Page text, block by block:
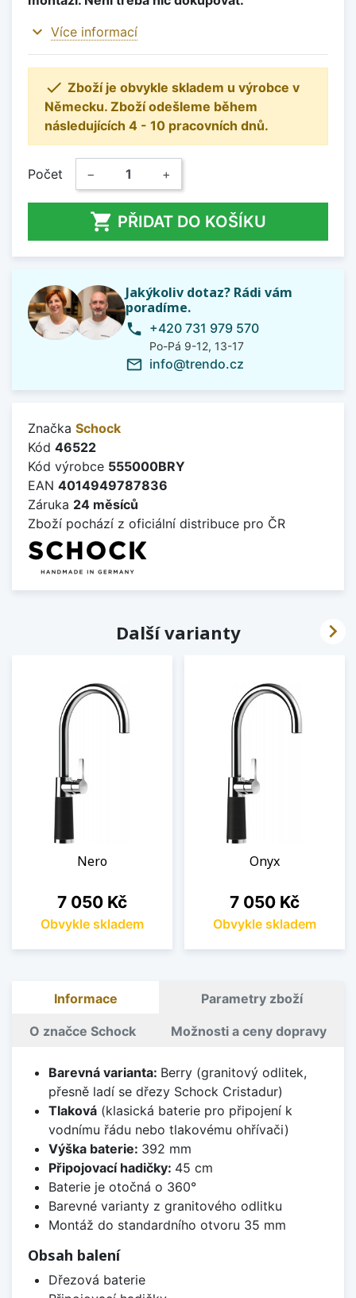
expand_more Více informací
 Zboží je obvykle skladem u výrobce v
Německu. Zboží odešleme během
následujících 4 - 10 pracovních dnů.
Počet − +
 PŘIDAT DO KOŠÍKU
Jakýkoliv dotaz? Rádi vám
poradíme.
phone +420 731 979 570
Po-Pá 9-12, 13-17
mail_outline info@trendo.cz
Značka Schock
Kód 46522
Kód výrobce 555000BRY
EAN 4014949787836
Záruka 24 měsíců
Zboží pochází z oficiální distribuce pro ČR
Další varianty
Nero
Cena
7 050 Kč
Obvykle skladem
Onyx
Cena
7 050 Kč
Obvykle skladem

Informace Parametry zboží
O značce Schock Možnosti a ceny dopravy
Barevná varianta: Berry (granitový odlitek,
přesně ladí se dřezy Schock Cristadur)
Tlaková(klasická baterie pro připojení k
vodnímu řádu nebo tlakovému ohřívači)
Výška baterie: 392 mm
Připojovací hadičky: 45 cm
Baterie je otočná o 360°
Barevné varianty z granitového odlitku
Montáž do standardního otvoru 35 mm
Obsah balení
Dřezová baterie